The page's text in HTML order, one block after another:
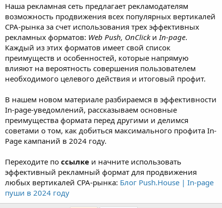
Наша рекламная сеть предлагает рекламодателям
возможность продвижения всех популярных вертикалей
CPA-рынка за счет использования трех эффективных
рекламных форматов: Web Push, OnClickи In-page.
Каждый из этих форматов имеет свой список
преимуществ и особенностей, которые напрямую
влияют на вероятность совершения пользователем
необходимого целевого действия и итоговый профит.
В нашем новом материале разбираемся в эффективности
In-page-уведомлений, рассказываем основные
преимущества формата перед другими и делимся
советами о том, как добиться максимального профита In-
Page кампаний в 2024 году.
Переходите по ссылке и начните использовать
эффективный рекламный формат для продвижения
любых вертикалей CPA-рынка: Блог Push.House | In-page
пуши в 2024 году